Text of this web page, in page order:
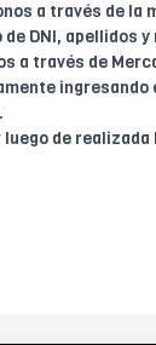
a través de la
DNI, apellidos
a través de
de